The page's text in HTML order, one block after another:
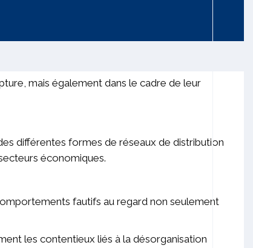
mais également dans le cadre de leur
différentes formes de réseaux de distribution
économiques.
fautifs au regard non seulement
les contentieux liés à la désorganisation